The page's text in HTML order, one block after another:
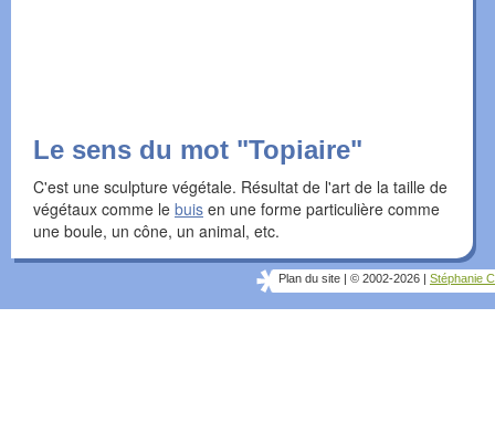
Le sens du mot "Topiaire"
C'est une sculpture végétale. Résultat de l'art de la taille de
végétaux comme le buis en une forme particulière comme
une boule, un cône, un animal, etc.
Plan du site © 2002-2026 Stéphanie C